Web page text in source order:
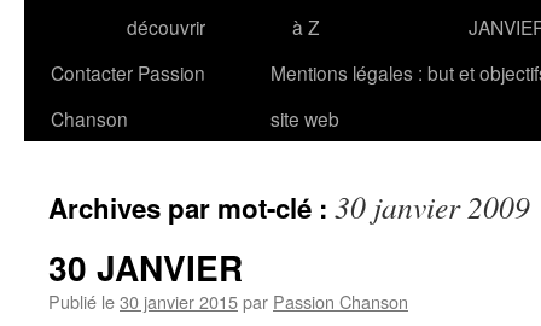
découvrir
à Z
Contacter Passion
Chanson
Mentions légales : but et
site web
Archives par mot-clé : 30 janvier 2009
30 JANVIER
Publié le30 janvier 2015par Passion Chanson